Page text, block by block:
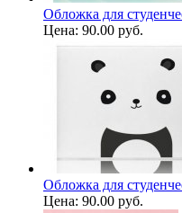
Обложка для
Цена: 90.00 руб.
Обложка для
Цена: 90.00 руб.